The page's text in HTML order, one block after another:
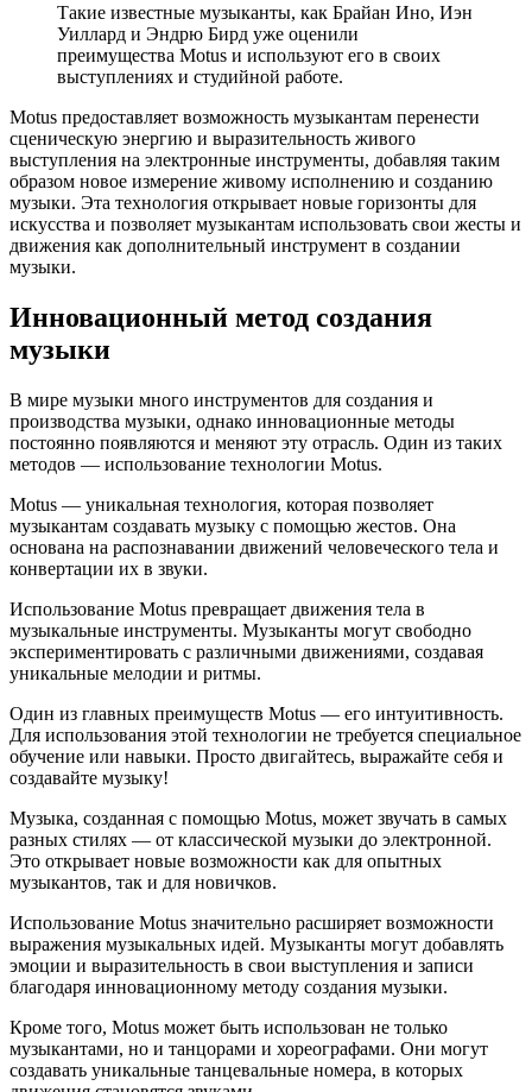
Такие известные музыканты, как Брайан Ино, Иэн
Уиллард и Эндрю Бирд уже оценили
преимущества Motus и используют его в своих
выступлениях и студийной работе.
Motus предоставляет возможность музыкантам перенести
сценическую энергию и выразительность живого
выступления на электронные инструменты, добавляя таким
образом новое измерение живому исполнению и созданию
музыки. Эта технология открывает новые горизонты для
искусства и позволяет музыкантам использовать свои жесты и
движения как дополнительный инструмент в создании
музыки.
Инновационный метод создания
музыки
В мире музыки много инструментов для создания и
производства музыки, однако инновационные методы
постоянно появляются и меняют эту отрасль. Один из таких
методов — использование технологии Motus.
Motus — уникальная технология, которая позволяет
музыкантам создавать музыку с помощью жестов. Она
основана на распознавании движений человеческого тела и
конвертации их в звуки.
Использование Motus превращает движения тела в
музыкальные инструменты. Музыканты могут свободно
экспериментировать с различными движениями, создавая
уникальные мелодии и ритмы.
Один из главных преимуществ Motus — его интуитивность.
Для использования этой технологии не требуется специальное
обучение или навыки. Просто двигайтесь, выражайте себя и
создавайте музыку!
Музыка, созданная с помощью Motus, может звучать в самых
разных стилях — от классической музыки до электронной.
Это открывает новые возможности как для опытных
музыкантов, так и для новичков.
Использование Motus значительно расширяет возможности
выражения музыкальных идей. Музыканты могут добавлять
эмоции и выразительность в свои выступления и записи
благодаря инновационному методу создания музыки.
Кроме того, Motus может быть использован не только
музыкантами, но и танцорами и хореографами. Они могут
создавать уникальные танцевальные номера, в которых